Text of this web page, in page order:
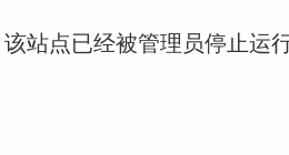
站点已经被管理员停止运